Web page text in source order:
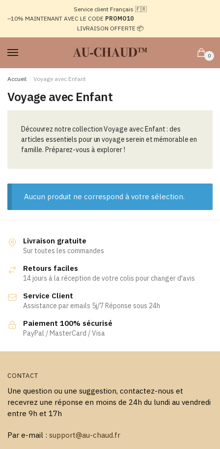
navigation
Service client Français 🇫🇷
–10% MAINTENANT AVEC LE CODE PROMO10
LIVRAISON OFFERTE 📦
0
Accueil / Voyage avec Enfant
Voyage avec Enfant
Découvrez notre collection Voyage avec Enfant : des
articles essentiels pour un voyage serein et mémorable en
famille. Préparez-vous à explorer !
Aucun produit ne correspond à votre sélection.
Livraison gratuite
Sur toutes les commandes
Retours faciles
14 jours à la réception de votre colis pour changer d'avis
Service Client
Assistance par emails 5j/7 Réponse sous 24h
Paiement 100% sécurisé
PayPal / MasterCard / Visa
CONTACT
Une question ou une suggestion, contactez-nous et
recevrez une réponse en moins de 24h du lundi au vendredi
entre 9h et 17h
Par e-mail : support@au-chaud.fr